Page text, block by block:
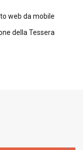
web da mobile
della Tessera